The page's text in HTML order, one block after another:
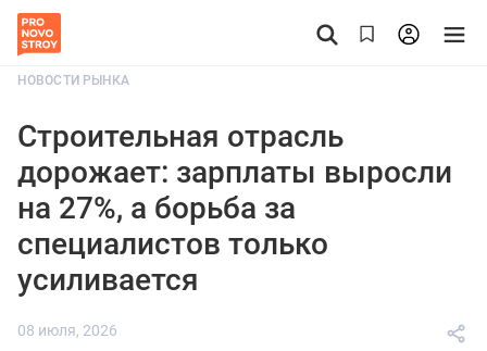
НОВОСТИ РЫНКА
Строительная отрасль
дорожает: зарплаты выросли
на 27%, а борьба за
специалистов только
усиливается
08 июля, 2026